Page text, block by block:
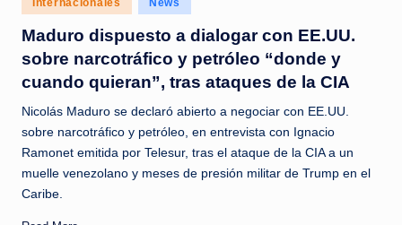
c
i
a
a
l
i
n
in
Internacionales News
Maduro dispuesto a dialogar con EE.UU.
sobre narcotráfico y petróleo “donde y
cuando quieran”, tras ataques de la CIA
Nicolás Maduro se declaró abierto a negociar con EE.UU.
sobre narcotráfico y petróleo, en entrevista con Ignacio
Ramonet emitida por Telesur, tras el ataque de la CIA a un
muelle venezolano y meses de presión militar de Trump en el
Caribe.